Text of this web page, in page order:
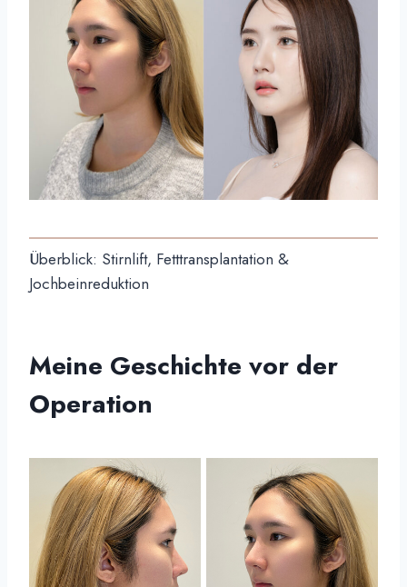
Überblick: Stirnlift, Fetttransplantation &
Jochbeinreduktion
Meine Geschichte vor der
Operation